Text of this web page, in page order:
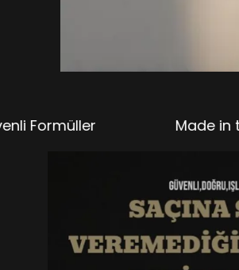
Made in the TURKIYEㅤㅤ